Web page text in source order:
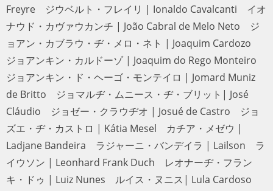
レイリ | Ionaldo Cavalcanti イオナウド・カヴァウカンチ |
João Cabral de Melo Neto ジョアン・カブラウ・ヂ・メ
ロ・ネト | Joaquim Cardozo ジョアンキン・カルドーゾ |
Joaquim do Rego Monteiro ジョアンキン・ド・ヘーゴ・
モンテイロ | Jomard Muniz de Britto ジョマルヂ・ムニー
ス・ヂ・ブリット| José Cláudio ジョゼー・クラウヂオ |
Josué de Castro ジョズエ・ヂ・カストロ | Kátia Mesel
カチア・メゼウ | Ladjane Bandeira ラジャーニ・バンデイ
ラ | Lailson ライウソン | Leonhard Frank Duch レオナー
ヂ・フランキ・ドゥ | Luiz Nunes ルイス・ヌニス| Lula
Cardoso Ayres ルーラ・カルドーゾ・アイリス | Lula